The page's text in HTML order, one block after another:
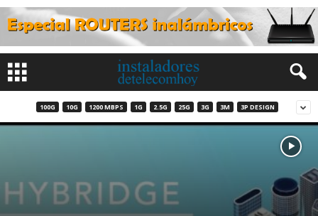
100G 10G 1200 MBPS 1G 2.5G 25G 3G 3M 3P DESIGN